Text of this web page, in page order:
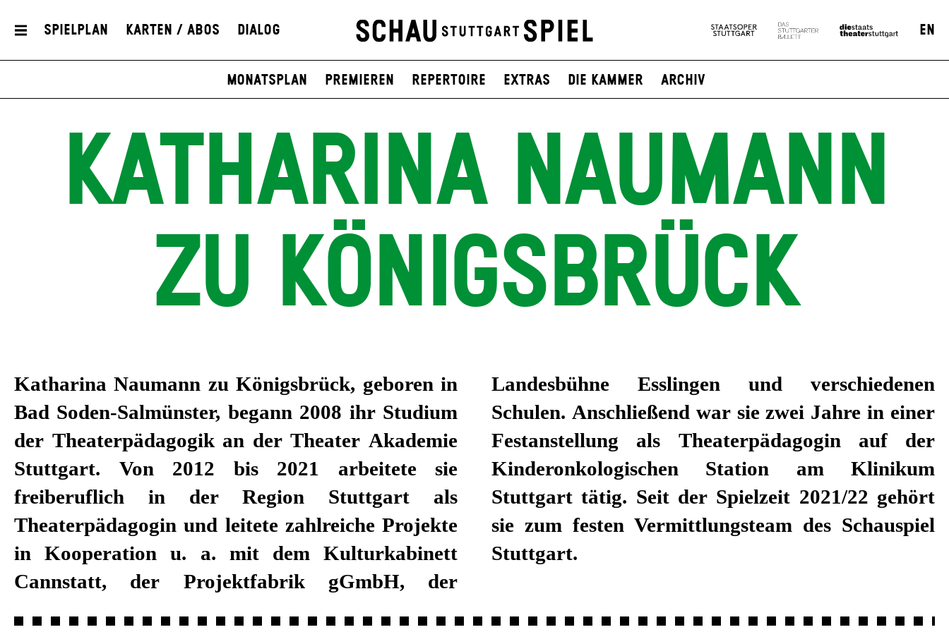
Spielplan Karten / Abos Dialog EN
Monatsplan Premieren Repertoire Extras Die Kammer Archiv
KATHARINA NAUMANN
ZU KÖNIGSBRÜCK
Katharina Naumann zu Königsbrück, geboren in
Bad Soden-Salmünster, begann 2008 ihr Studium
der Theaterpädagogik an der Theater Akademie
Stuttgart. Von 2012 bis 2021 arbeitete sie
freiberuflich in der Region Stuttgart als
Theaterpädagogin und leitete zahlreiche Projekte
in Kooperation u. a. mit dem Kulturkabinett
Cannstatt, der Projektfabrik gGmbH, der
Landesbühne Esslingen und verschiedenen
Schulen. Anschließend war sie zwei Jahre in einer
Festanstellung als Theaterpädagogin auf der
Kinderonkologischen Station am Klinikum
Stuttgart tätig. Seit der Spielzeit 2021/22 gehört
sie zum festen Vermittlungsteam des Schauspiel
Stuttgart.